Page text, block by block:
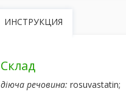
ИНСТРУКЦИЯ
Склад
діюча речовина: rosuvastatin;